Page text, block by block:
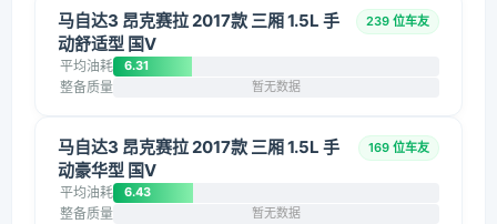
马自达3 昂克赛拉 2017款 三厢 1.5L 手
动舒适型 国V
239 位车友
平均油耗 6.31
整备质量 暂无数据
马自达3 昂克赛拉 2017款 三厢 1.5L 手
动豪华型 国V
169 位车友
平均油耗 6.43
整备质量 暂无数据